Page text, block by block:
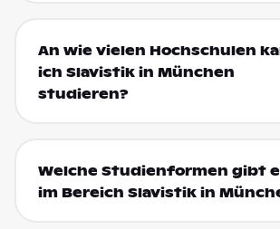
An wie vielen Hochschulen
ich Slavistik in München
studieren?
Welche Studienformen gibt
im Bereich Slavistik in